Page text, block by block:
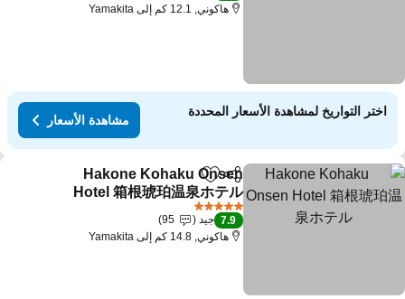
هاكوني, 12.1 كم إلى Yamakita
اختر التواريخ لمشاهدة الأسعار المحددة
مشاهدة الأسعار
مشاركةAdd to favorites
Hakone Kohaku Onsen
Hotel 箱根琥珀温泉ホテル
مشاهدة الأسعار
7.9 جيد
95
هاكوني, 14.8 كم إلى Yamakita